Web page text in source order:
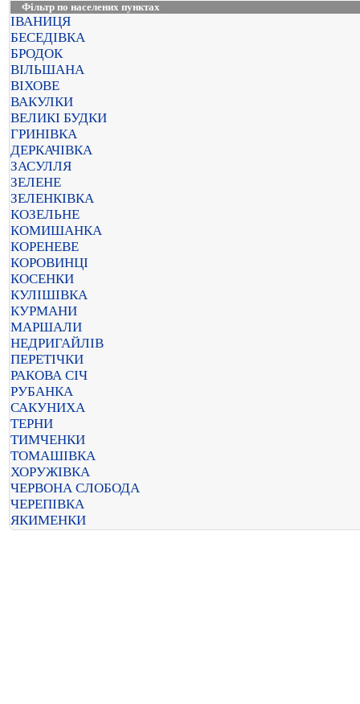
Фільтр по населених пунктах
ІВАНИЦЯ
БЕСЕДІВКА
БРОДОК
ВІЛЬШАНА
ВІХОВЕ
ВАКУЛКИ
ВЕЛИКІ БУДКИ
ГРИНІВКА
ДЕРКАЧІВКА
ЗАСУЛЛЯ
ЗЕЛЕНЕ
ЗЕЛЕНКІВКА
КОЗЕЛЬНЕ
КОМИШАНКА
КОРЕНЕВЕ
КОРОВИНЦІ
КОСЕНКИ
КУЛІШІВКА
КУРМАНИ
МАРШАЛИ
НЕДРИГАЙЛІВ
ПЕРЕТІЧКИ
РАКОВА СІЧ
РУБАНКА
САКУНИХА
ТЕРНИ
ТИМЧЕНКИ
ТОМАШІВКА
ХОРУЖІВКА
ЧЕРВОНА СЛОБОДА
ЧЕРЕПІВКА
ЯКИМЕНКИ